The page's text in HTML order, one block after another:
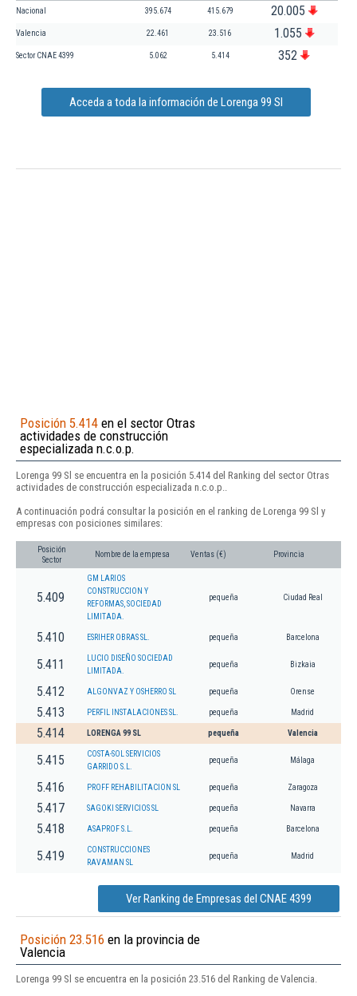
Nacional 395.674 415.679 20.005
Valencia 22.461 23.516 1.055
Sector CNAE 4399 5.062 5.414 352
Acceda a toda la información de Lorenga 99 Sl
Posición 5.414 en el sector Otras
actividades de construcción
especializada n.c.o.p.
Lorenga 99 Sl se encuentra en la posición 5.414 del Ranking del sector Otras
actividades de construcción especializada n.c.o.p..
A continuación podrá consultar la posición en el ranking de Lorenga 99 Sl y
empresas con posiciones similares:
Posición
Sector
Nombre de la empresa Ventas (€) Provincia
5.409
GM LARIOS
CONSTRUCCION Y
REFORMAS, SOCIEDAD
LIMITADA.
pequeña Ciudad Real
5.410 ESRIHER OBRAS SL. pequeña Barcelona
5.411
LUCIO DISEÑO SOCIEDAD
LIMITADA.
pequeña Bizkaia
5.412 ALGONVAZ Y OSHERRO SL pequeña Orense
5.413 PERFIL INSTALACIONES SL. pequeña Madrid
5.414 LORENGA 99 SL pequeña Valencia
5.415
COSTA-SOL SERVICIOS
GARRIDO S.L.
pequeña Málaga
5.416 PROFF REHABILITACION SL pequeña Zaragoza
5.417 SAGOKI SERVICIOS SL pequeña Navarra
5.418 ASAPROF S.L. pequeña Barcelona
5.419
CONSTRUCCIONES
RAVAMAN SL
pequeña Madrid
Ver Ranking de Empresas del CNAE 4399
Posición 23.516 en la provincia de
Valencia
Lorenga 99 Sl se encuentra en la posición 23.516 del Ranking de Valencia.